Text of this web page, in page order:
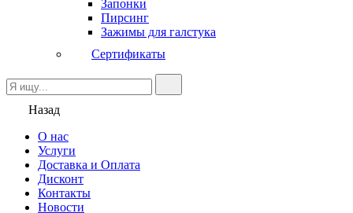
Запонки
Пирсинг
Зажимы для галстука
Сертификаты
Назад
О нас
Услуги
Доставка и Оплата
Дисконт
Контакты
Новости